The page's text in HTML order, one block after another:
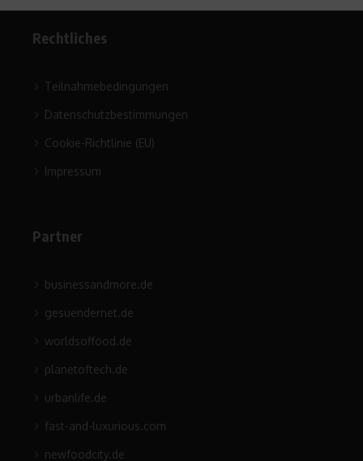
Rechtliches
Teilnahmebedingungen
Datenschutzbestimmungen
Cookie-Richtlinie (EU)
Impressum
Partner
businessandmore.de
gesuendernet.de
worldsoffood.de
planetoftech.de
urbanlife.de
fast-and-luxurious.com
newfoodcity.de